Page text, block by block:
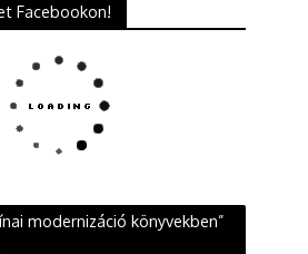
Facebookon!
modernizáció könyvekben”